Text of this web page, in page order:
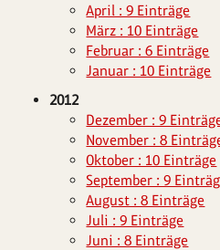
April : 9 Einträge
März : 10 Einträge
Februar : 6 Einträge
Januar : 10 Einträge
2012
Dezember : 9
November : 8
Oktober : 10 Einträge
September : 9
August : 8 Einträge
Juli : 9 Einträge
Juni : 8 Einträge